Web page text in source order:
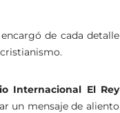
de cada detalle
Internacional El Rey
un mensaje de aliento